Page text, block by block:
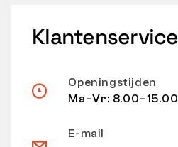
Klantenservice
Openingstijden
Ma–Vr: 8.00–15.00
E-mail